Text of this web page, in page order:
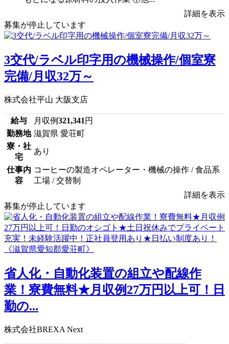
詳細を表示
募集が停止しています
3交代/ラベル印字用の機械操作/個室寮
完備/月収32万～
株式会社平山 大阪支店
給与 月収例321,341 円
勤務地 滋賀県 愛荘町
寮・社
宅
あり
仕事内
容
コーヒーの製造オペレーター・機械の操作 / 食品系
工場 / 交替制
詳細を表示
募集が停止しています
省人化・自動化装置の組立や配線作
業！寮費無料★月収例27万円以上可！日
勤の...
株式会社BREXA Next